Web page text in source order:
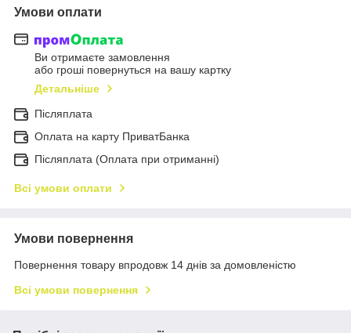
Умови оплати
Ви отримаєте замовлення
або гроші повернуться на вашу картку
Детальніше
Післяплата
Оплата на карту ПриватБанка
Післяплата (Оплата при отриманні)
Всі умови оплати
Умови повернення
Повернення товару впродовж 14 днів за домовленістю
Всі умови повернення